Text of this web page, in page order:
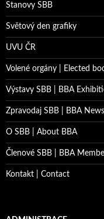
Stanovy SBB
Světový den grafiky
UVU ČR
Volené orgány | Elected
Výstavy SBB | BBA
Zpravodaj SBB | BBA
O SBB | About BBA
Členové SBB | BBA
Kontakt | Contact